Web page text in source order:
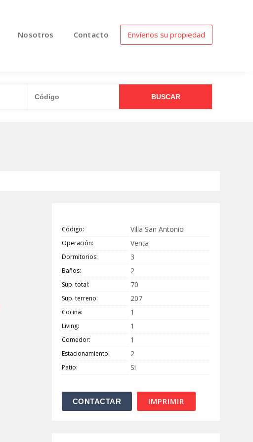
Nosotros Contacto Envíenos su propiedad
Código: Villa San Antonio
Operación: Venta
Dormitorios: 3
Baños: 2
Sup. total: 70
Sup. terreno: 207
Cocina: 1
Living: 1
Comedor: 1
Estacionamiento: 2
Patio: Si
IMPRIMIR